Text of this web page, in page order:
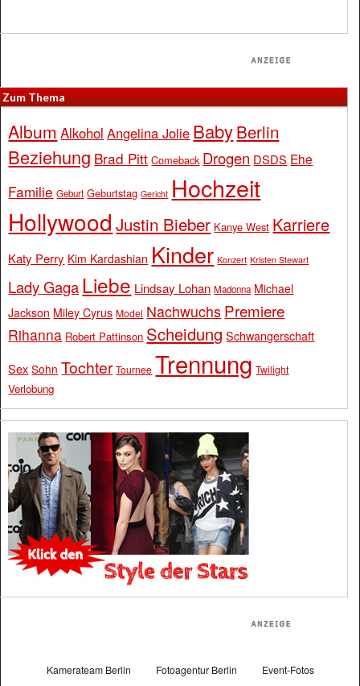
Zum Thema
Album Alkohol Angelina Jolie BabyBerlin
Beziehung Brad Pitt Comeback Drogen DSDS Ehe
Familie Geburt Geburtstag Gericht Hochzeit
Hollywood Justin Bieber Kanye West Karriere
Katy Perry Kim Kardashian Kinder Konzert Kristen Stewart
Lady Gaga Liebe Lindsay Lohan Madonna Michael
Jackson Miley Cyrus Model Nachwuchs Premiere
Rihanna Robert Pattinson Scheidung Schwangerschaft
Sex Sohn Tochter Tournee Trennung Twilight
Verlobung
Kamerateam Berlin Fotoagentur Berlin Event-Fotos